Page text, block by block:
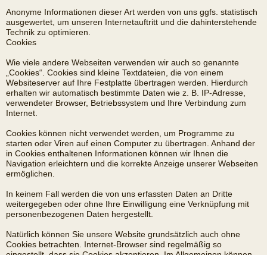
Anonyme Informationen dieser Art werden von uns ggfs. statistisch
ausgewertet, um unseren Internetauftritt und die dahinterstehende
Technik zu optimieren.
Cookies
Wie viele andere Webseiten verwenden wir auch so genannte
„Cookies“. Cookies sind kleine Textdateien, die von einem
Websiteserver auf Ihre Festplatte übertragen werden. Hierdurch
erhalten wir automatisch bestimmte Daten wie z. B. IP-Adresse,
verwendeter Browser, Betriebssystem und Ihre Verbindung zum
Internet.
Cookies können nicht verwendet werden, um Programme zu
starten oder Viren auf einen Computer zu übertragen. Anhand der
in Cookies enthaltenen Informationen können wir Ihnen die
Navigation erleichtern und die korrekte Anzeige unserer Webseiten
ermöglichen.
In keinem Fall werden die von uns erfassten Daten an Dritte
weitergegeben oder ohne Ihre Einwilligung eine Verknüpfung mit
personenbezogenen Daten hergestellt.
Natürlich können Sie unsere Website grundsätzlich auch ohne
Cookies betrachten. Internet-Browser sind regelmäßig so